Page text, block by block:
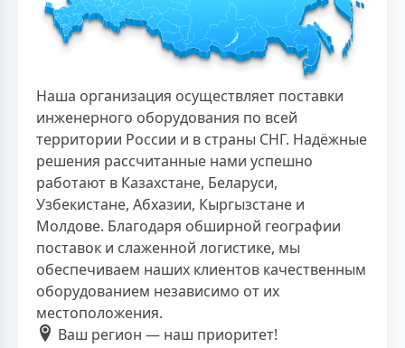
Наша организация осуществляет поставки
инженерного оборудования по всей
территории России и в страны СНГ. Надёжные
решения рассчитанные нами успешно
работают в Казахстане, Беларуси,
Узбекистане, Абхазии, Кыргызстане и
Молдове. Благодаря обширной географии
поставок и слаженной логистике, мы
обеспечиваем наших клиентов качественным
оборудованием независимо от их
местоположения.
Ваш регион — наш приоритет!